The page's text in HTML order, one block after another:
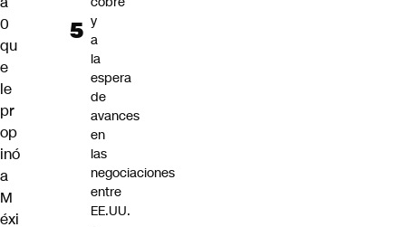
0
qu
e
le
pr
op
inó
a
M
éxi
y
a
la
espera
de
avances
en
las
negociaciones
entre
EE.UU.